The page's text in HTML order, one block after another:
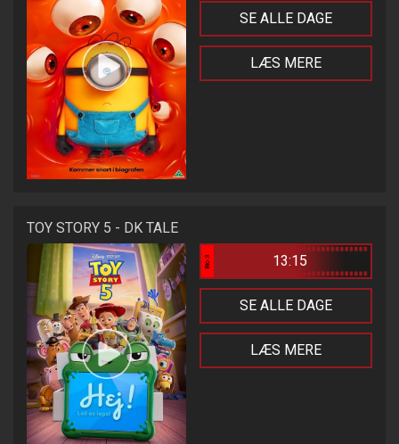
SE ALLE DAGE
LÆS MERE
TOY STORY 5 - DK TALE
Bio 3 13:15
SE ALLE DAGE
LÆS MERE